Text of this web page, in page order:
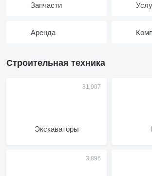
Запчасти
Аренда
Строительная техника
Экскаваторы